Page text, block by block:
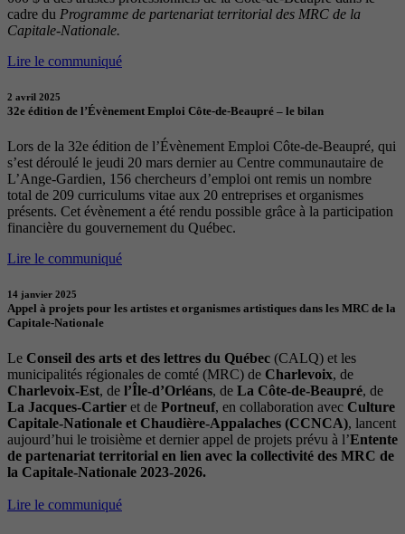
cadre du Programme de partenariat territorial des MRC de la
Capitale-Nationale.
Lire le communiqué
2 avril 2025
32e édition de l’Évènement Emploi Côte-de-Beaupré – le bilan
Lors de la 32e édition de l’Évènement Emploi Côte-de-Beaupré, qui
s’est déroulé le jeudi 20 mars dernier au Centre communautaire de
L’Ange-Gardien, 156 chercheurs d’emploi ont remis un nombre
total de 209 curriculums vitae aux 20 entreprises et organismes
présents. Cet évènement a été rendu possible grâce à la participation
financière du gouvernement du Québec.
Lire le communiqué
14 janvier 2025
Appel à projets pour les artistes et organismes artistiques dans les MRC de la
Capitale-Nationale
Le Conseil des arts et des lettres du Québec (CALQ) et les
municipalités régionales de comté (MRC) de Charlevoix, de
Charlevoix-Est, de l’Île-d’Orléans, de La Côte-de-Beaupré, de
La Jacques-Cartier et de Portneuf, en collaboration avec Culture
Capitale-Nationale et Chaudière-Appalaches (CCNCA), lancent
aujourd’hui le troisième et dernier appel de projets prévu à l’Entente
de partenariat territorial en lien avec la collectivité des MRC de
la Capitale-Nationale 2023-2026.
Lire le communiqué